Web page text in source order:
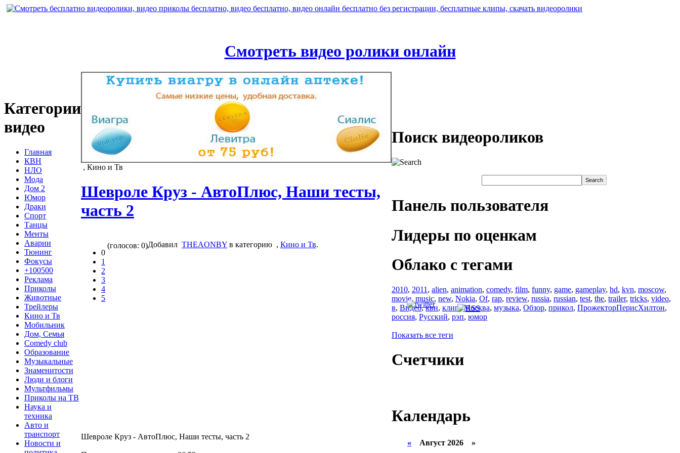
Смотреть видео ролики онлайн
Категории
видео
Главная
КВН
НЛО
Мода
Дом 2
Юмор
Драки
Спорт
Танцы
Менты
Аварии
Тюнинг
Фокусы
+100500
Реклама
Приколы
Животные
Трейлеры
Кино и Тв
Мобильник
Дом, Семья
Comedy club
Образование
Музыкальные
Знаменитости
Люди и блоги
Мультфильмы
Приколы на ТВ
Наука и
техника
Авто и
транспорт
Новости и
, Кино и Тв
Шевроле Круз - АвтоПлюс, Наши тесты,
часть 2
0
1
2
3
4
5
(голосов: 0)Добавил THEAONBY в категорию , Кино и Тв.
Шевроле Круз - АвтоПлюс, Наши тесты, часть 2
Поиск видеороликов
Панель пользователя
Лидеры по оценкам
Облако с тегами
2010, 2011 , alien, animation, comedy, film, funny, game, gameplay, hd, kvn, moscow,
movie, music, new, Nokia, Of, rap, review, russia, russian, test, the, trailer, tricks, video,
в, Видео,квн, клип,Москва, музыка, Обзор, прикол, ПрожекторПерисХилтон,
россия, Русский, рэп, юмор
Показать все теги
Счетчики
Календарь
« Август 2026 »